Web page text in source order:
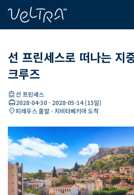
선 프린세스로 떠나는 지
크루즈
directions_boat선 프린세스
card_travel2028-04-30- 2028-05-14(15일)
location_on피레우스 출발 - 치비타베키아 도착